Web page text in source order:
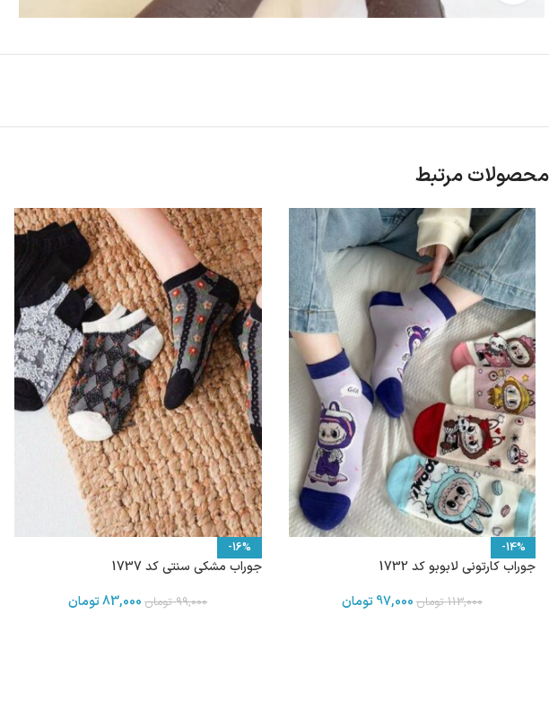
محصولات مرتبط
-14%
جوراب کارتونی لابوبو کد 1732
113,000 تومان 97,000 تومان
-16%
جوراب مشکی سنتی کد 1737
99,000 تومان 83,000تومان